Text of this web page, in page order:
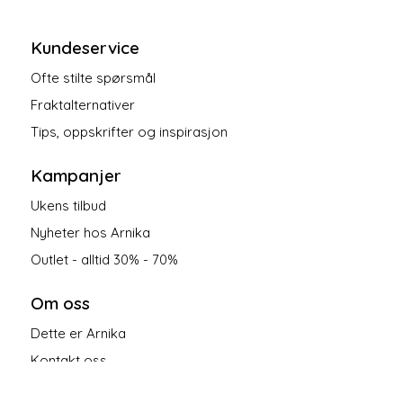
Kundeservice
Ofte stilte spørsmål
Fraktalternativer
Tips, oppskrifter og inspirasjon
Kampanjer
Ukens tilbud
Nyheter hos Arnika
Outlet - alltid 30% - 70%
Om oss
Dette er Arnika
Kontakt oss